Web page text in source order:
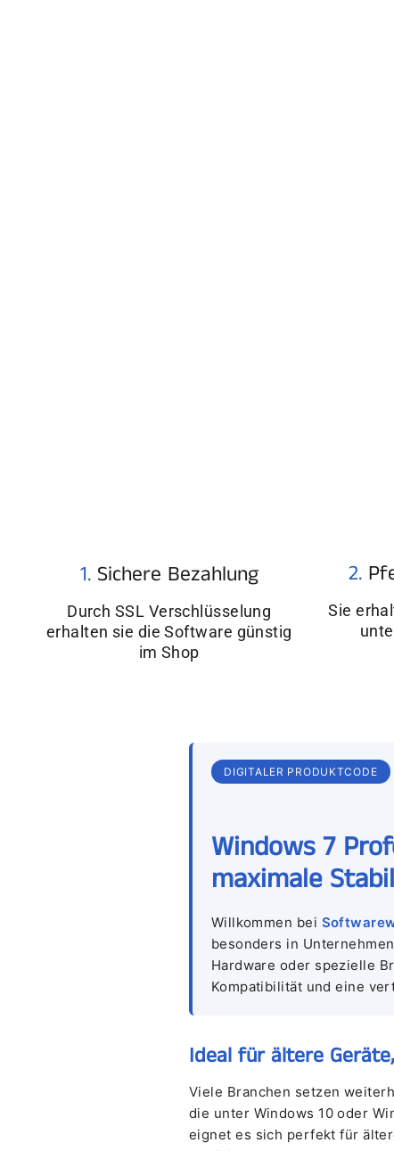
1. Sichere Bezahlung
Durch SSL Verschlüsselung
erhalten sie die Software günstig
im Shop
2.
Sie
DIGITALER PRODUKTCODE
Windows 7
maximale
Willkommen bei
besonders in
Hardware oder spezielle
Kompatibilität und eine
Ideal für ältere
Viele Branchen setzen
die unter Windows 10 oder
eignet es sich perfekt für